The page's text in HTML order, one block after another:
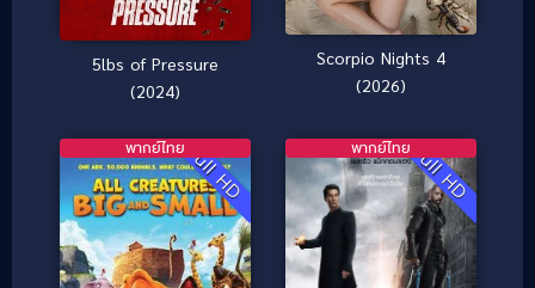
5lbs of Pressure
(2024)
Scorpio Nights 4
(2026)
Full HD
พากย์ไทย Full HD
พากย์ไทย